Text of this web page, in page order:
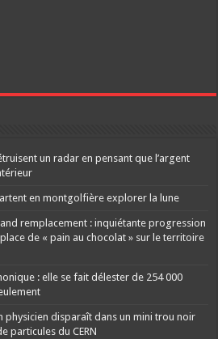
un radar en pensant que l’argent
en montgolfière explorer la lune
remplacement : inquiétante progression
de « pain au chocolat » sur le territoire
: elle se fait délester de 254 000
physicien disparaît dans un mini trou noir
particules du CERN